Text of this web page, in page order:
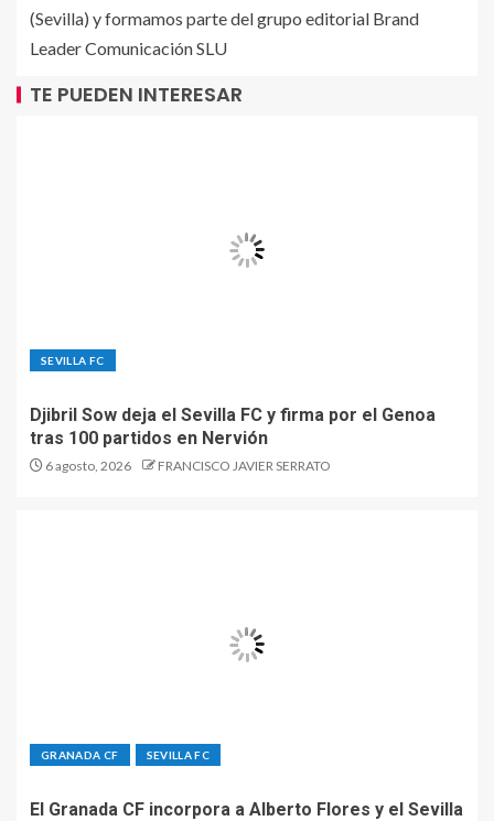
(Sevilla) y formamos parte del grupo editorial Brand
Leader Comunicación SLU
TE PUEDEN INTERESAR
SEVILLA FC
Djibril Sow deja el Sevilla FC y firma por el Genoa
tras 100 partidos en Nervión
6 agosto, 2026 FRANCISCO JAVIER SERRATO
GRANADA CF SEVILLA FC
El Granada CF incorpora a Alberto Flores y el Sevilla